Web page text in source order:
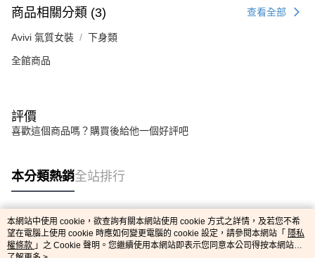
商品相關分類 (3) 查看全部
Avivi 氣質女裝 下身類
全館商品
評價
喜歡這個商品嗎？購買後給他一個好評吧
本分類熱銷全站排行
熱門標籤
本網站中使用 cookie，欲查詢有關本網站使用 cookie 方式之詳情，及若您不希
望在電腦上使用 cookie 時應如何變更電腦的 cookie 設定，請參閱本網站「 隱私
權條款 」之 Cookie 聲明。您繼續使用本網站即表示您同意本公司得按本網站使